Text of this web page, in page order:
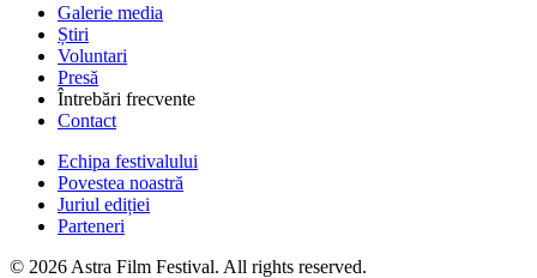
Galerie media
Știri
Voluntari
Presă
Întrebări frecvente
Contact
Echipa festivalului
Povestea noastră
Juriul ediției
Parteneri
© 2026 Astra Film Festival. All rights reserved.